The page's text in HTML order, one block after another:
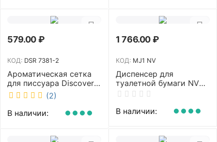
579.00₽
КОД: DSR 7381-2
Ароматическая сетка
для писсуара Discover
аромат Queen DSR
7381-2
(2)
В наличии:
1 766.00₽
КОД: MJ1 NV
Диспенсер для
туалетной бумаги NV
белый MJ1 NV
В наличии: